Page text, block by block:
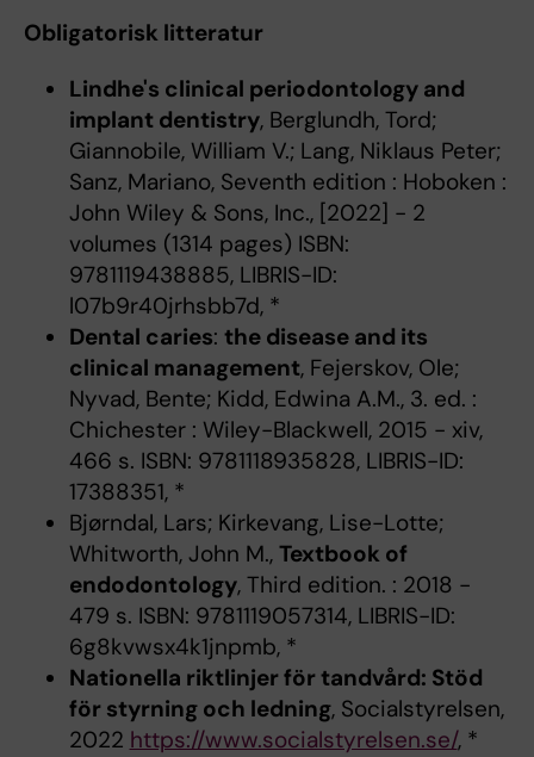
Obligatorisk litteratur
Lindhe's clinical periodontology and
implant dentistry, Berglundh, Tord;
Giannobile, William V.; Lang, Niklaus Peter;
Sanz, Mariano, Seventh edition : Hoboken :
John Wiley & Sons, Inc., [2022] - 2
volumes (1314 pages) ISBN:
9781119438885, LIBRIS-ID:
l07b9r40jrhsbb7d, *
Dental caries: the disease and its
clinical management, Fejerskov, Ole;
Nyvad, Bente; Kidd, Edwina A.M., 3. ed. :
Chichester : Wiley-Blackwell, 2015 - xiv,
466 s. ISBN: 9781118935828, LIBRIS-ID:
17388351, *
Bjørndal, Lars; Kirkevang, Lise-Lotte;
Whitworth, John M., Textbook of
endodontology, Third edition. : 2018 -
479 s. ISBN: 9781119057314, LIBRIS-ID:
6g8kvwsx4k1jnpmb, *
Nationella riktlinjer för tandvård: Stöd
för styrning och ledning, Socialstyrelsen,
2022 https://www.socialstyrelsen.se/, *